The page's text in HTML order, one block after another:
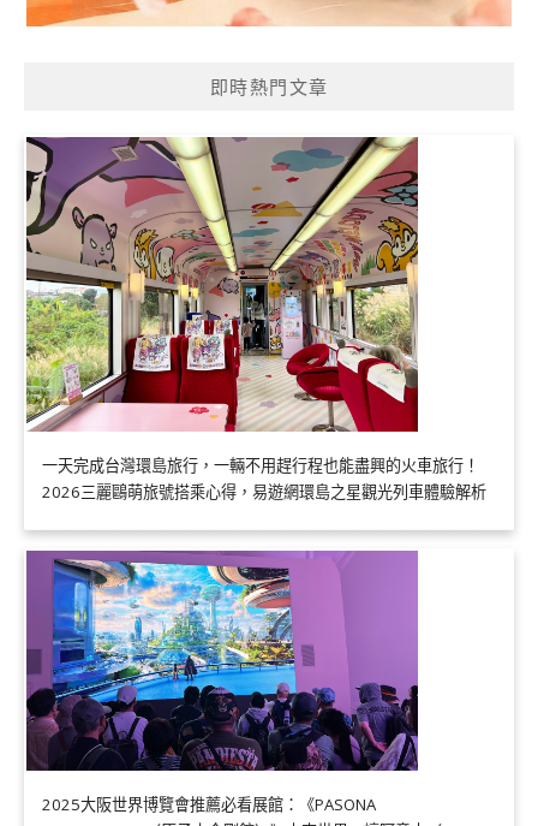
即時熱門文章
一天完成台灣環島旅行，一輛不用趕行程也能盡興的火車旅行！
2026三麗鷗萌旅號搭乘心得，易遊網環島之星觀光列車體驗解析
2025大阪世界博覽會推薦必看展館：《PASONA